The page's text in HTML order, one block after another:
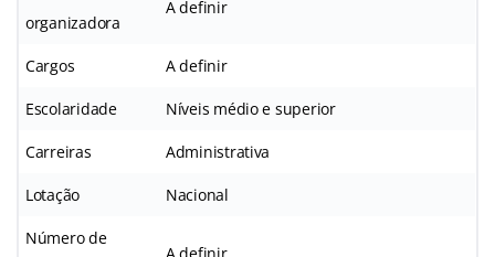
organizadora
A definir
Cargos A definir
Escolaridade Níveis médio e superior
Carreiras Administrativa
Lotação Nacional
Número de